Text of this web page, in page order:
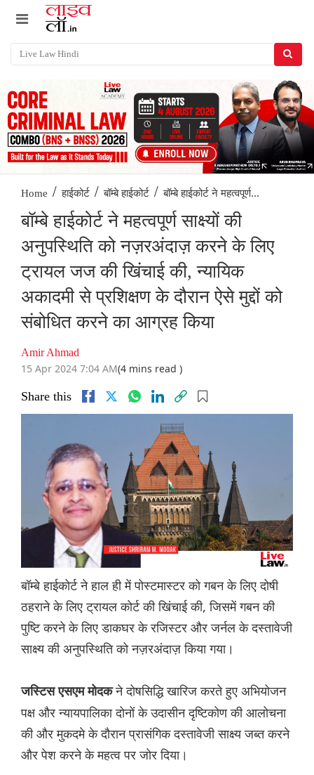
Home / हाईकोर्ट / बॉम्बे हाईकोर्ट / बॉम्बे हाईकोर्ट ने महत्वपूर्ण...
बॉम्बे हाईकोर्ट ने महत्वपूर्ण साक्ष्यों की
अनुपस्थिति को नज़रअंदाज़ करने के लिए
ट्रायल जज की खिंचाई की, न्यायिक
अकादमी से प्रशिक्षण के दौरान ऐसे मुद्दों को
संबोधित करने का आग्रह किया
Amir Ahmad
15 Apr 2024 7:04 AM(4 mins read )
Share this
बॉम्बे हाईकोर्ट ने हाल ही में पोस्टमास्टर को गबन के लिए दोषी
ठहराने के लिए ट्रायल कोर्ट की खिंचाई की, जिसमें गबन की
पुष्टि करने के लिए डाकघर के रजिस्टर और जर्नल के दस्तावेजी
साक्ष्य की अनुपस्थिति को नज़रअंदाज़ किया गया।
जस्टिस एसएम मोदकने दोषसिद्धि खारिज करते हुए अभियोजन
पक्ष और न्यायपालिका दोनों के उदासीन दृष्टिकोण की आलोचना
की और मुकदमे के दौरान प्रासंगिक दस्तावेजी साक्ष्य जब्त करने
और पेश करने के महत्व पर जोर दिया।